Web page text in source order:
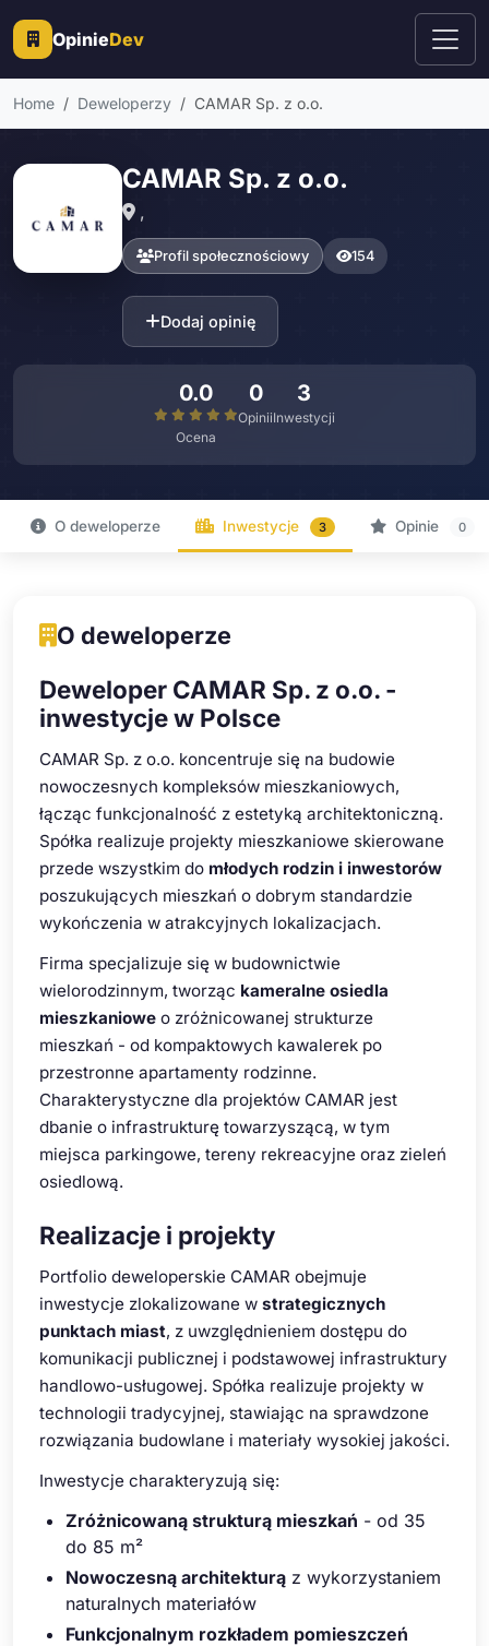
OpinieDev
Home Deweloperzy CAMAR Sp. z o.o.
CAMAR Sp. z o.o.
,
Profil społecznościowy 154
Dodaj opinię
0.0
Ocena
0
Opinii
3
Inwestycji
O deweloperze Inwestycje 3 Opinie 0
O deweloperze
Deweloper CAMAR Sp. z o.o. -
inwestycje w Polsce
CAMAR Sp. z o.o. koncentruje się na budowie
nowoczesnych kompleksów mieszkaniowych,
łącząc funkcjonalność z estetyką architektoniczną.
Spółka realizuje projekty mieszkaniowe skierowane
przede wszystkim do młodych rodzin i inwestorów
poszukujących mieszkań o dobrym standardzie
wykończenia w atrakcyjnych lokalizacjach.
Firma specjalizuje się w budownictwie
wielorodzinnym, tworząc kameralne osiedla
mieszkaniowe o zróżnicowanej strukturze
mieszkań - od kompaktowych kawalerek po
przestronne apartamenty rodzinne.
Charakterystyczne dla projektów CAMAR jest
dbanie o infrastrukturę towarzyszącą, w tym
miejsca parkingowe, tereny rekreacyjne oraz zieleń
osiedlową.
Realizacje i projekty
Portfolio deweloperskie CAMAR obejmuje
inwestycje zlokalizowane w strategicznych
punktach miast, z uwzględnieniem dostępu do
komunikacji publicznej i podstawowej infrastruktury
handlowo-usługowej. Spółka realizuje projekty w
technologii tradycyjnej, stawiając na sprawdzone
rozwiązania budowlane i materiały wysokiej jakości.
Inwestycje charakteryzują się:
Zróżnicowaną strukturą mieszkań - od 35
do 85 m²
Nowoczesną architekturą z wykorzystaniem
naturalnych materiałów
Funkcjonalnym rozkładem pomieszczeń